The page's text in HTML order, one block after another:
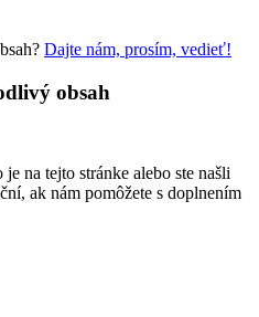
Dajte nám, prosím, vedieť!
obsah
na tejto stránke alebo ste našli
ak nám pomôžete s doplnením